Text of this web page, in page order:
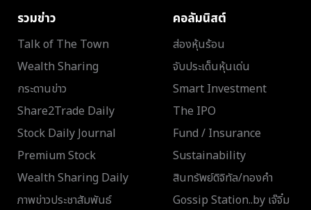
รวมข่าว
Talk of The Town
Wealth Sharing
กระดานข่าว
Share2Trade Daily
Stock Daily Journal
Premium Stock
Wealth Sharing Daily
ภาพข่าวประชาสัมพันธ์
คอลัมนิสต์
ส่องหุ้นร้อน
จับประเด็นหุ้นเด่น
Smart Investment
The IPO
Fund / Insurance
Sustainability
สินทรัพย์ดิจิทัล/ทองคำ
Gossip Station..by เจ๊จิ๋ม